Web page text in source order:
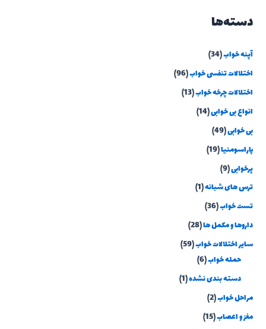
دسته‌ها
آپنه خواب(34)
اختلالات تنفسی خواب(96)
اختلالات چرخه خواب(13)
انواع بی خوابی(14)
بی خوابی(49)
پاراسومنیا(19)
پرخوابی(9)
ترس های شبانه(1)
تست خواب(36)
داروها و مکمل ها(28)
سایر اختلالات خواب(59)
حمله خواب(6)
دسته بندی نشده(1)
مراحل خواب(2)
مغز و اعصاب(15)